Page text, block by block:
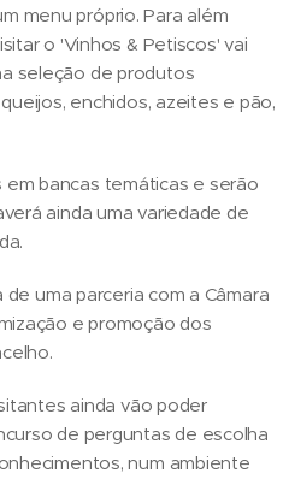
menu próprio. Para além
o 'Vinhos & Petiscos' vai
seleção de produtos
enchidos, azeites e pão,
bancas temáticas e serão
ainda uma variedade de
de uma parceria com a Câmara
e promoção dos
ainda vão poder
de perguntas de escolha
num ambiente